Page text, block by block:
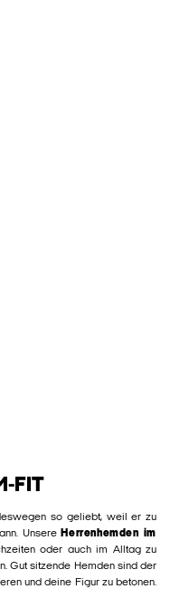
FIT
so geliebt, weil er zu
Unsere Herrenhemden im
oder auch im Alltag zu
Gut sitzende Hemden sind der
und deine Figur zu betonen.